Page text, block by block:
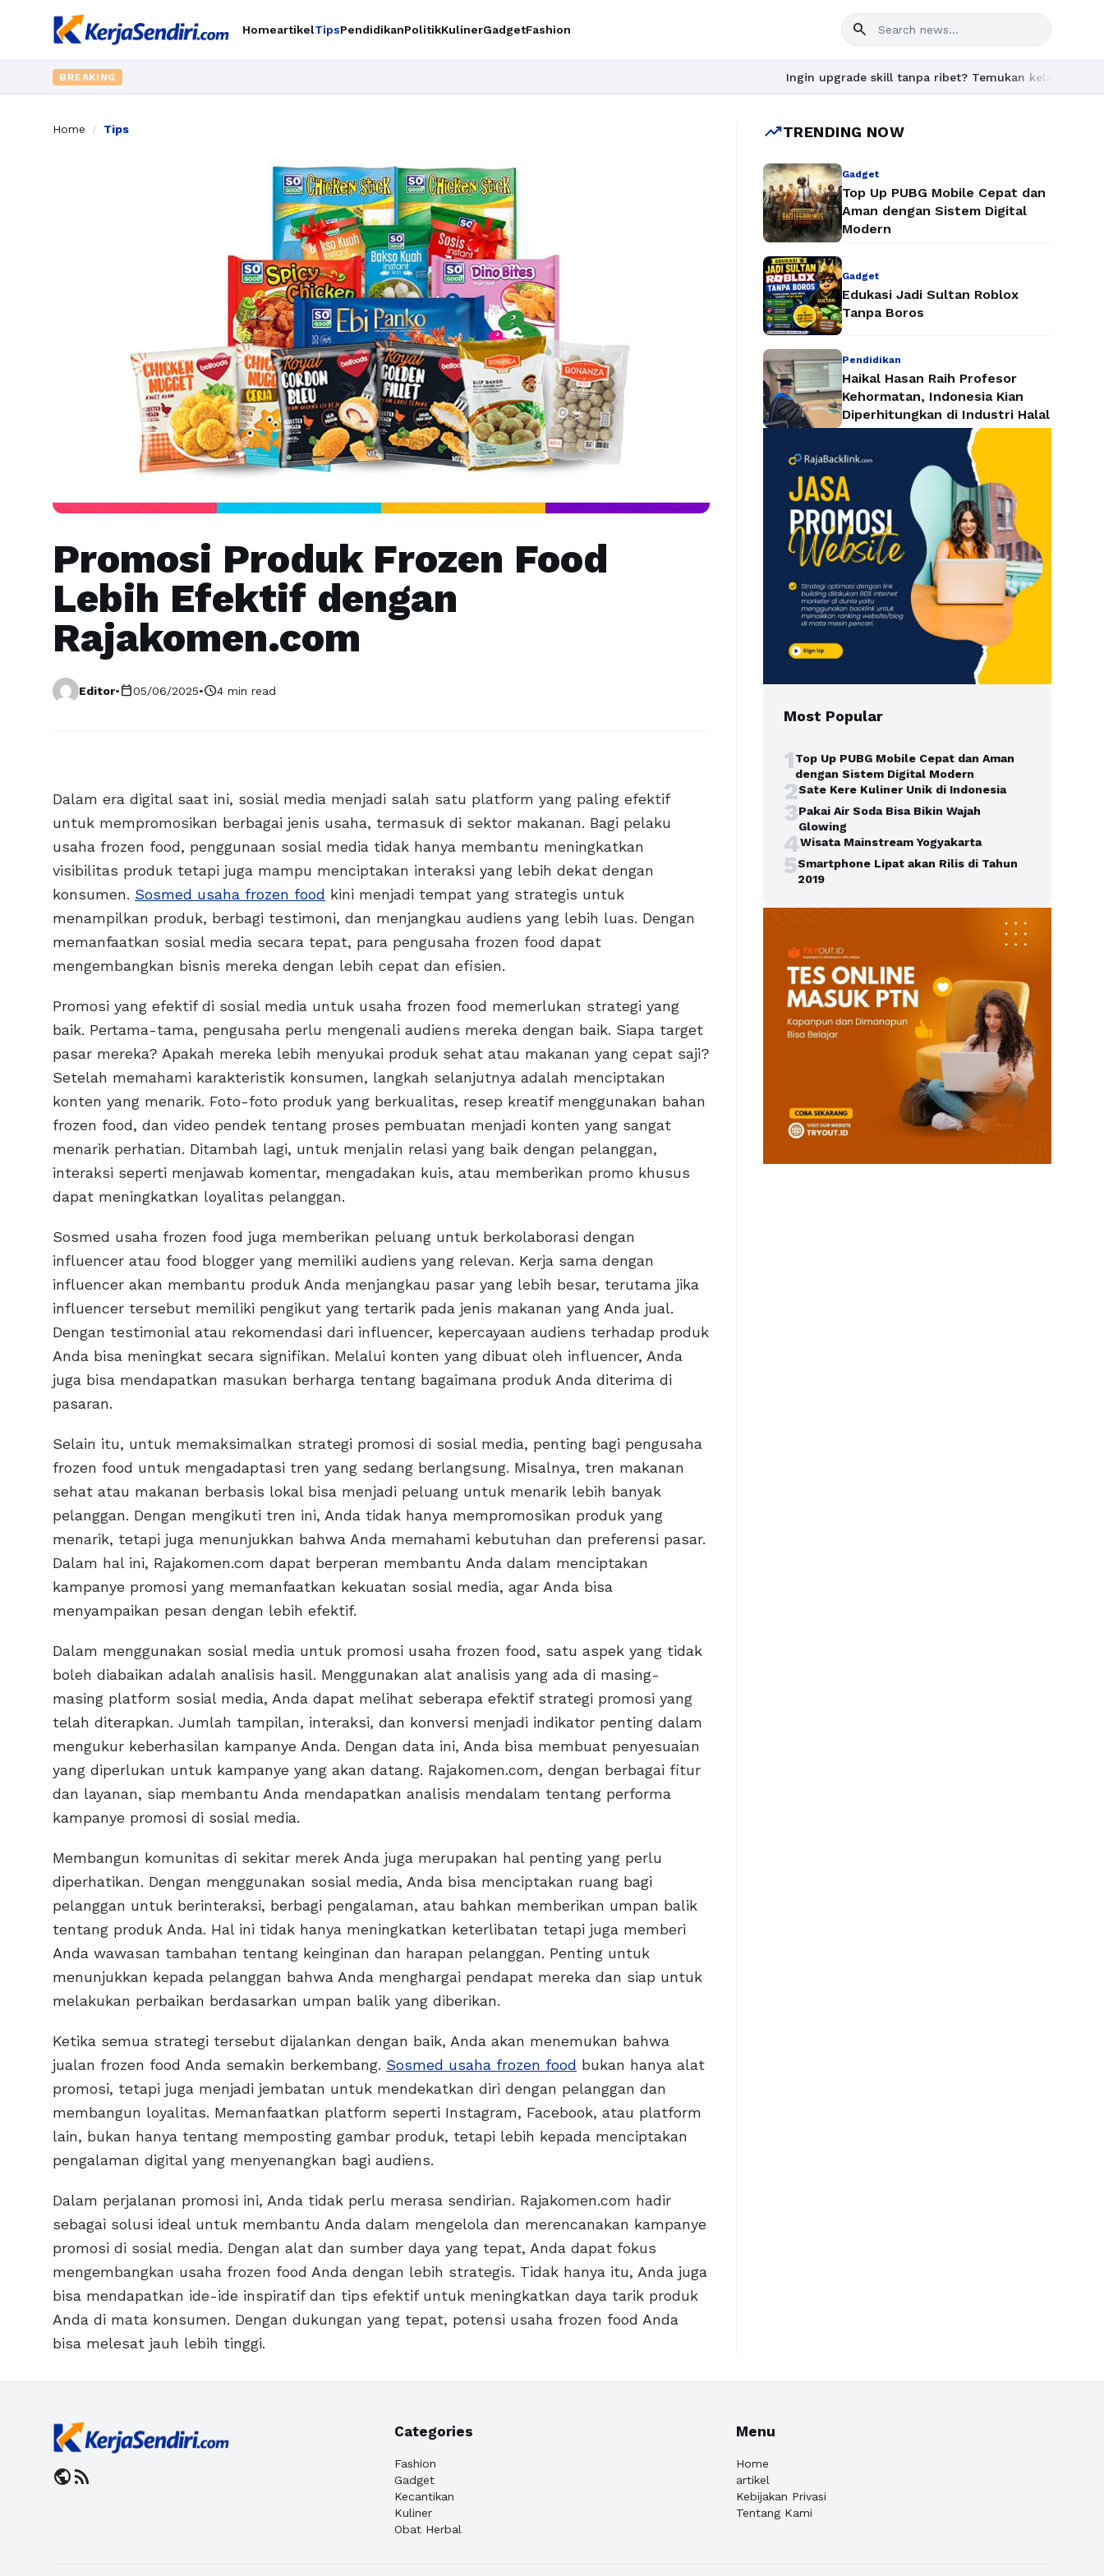
HomeartikelTipsPendidikanPolitikKulinerGadgetFashion search
BREAKING Ingin upgrade skill tanpa ribet? Temukan kelas seru dan materi
Home / Tips
Promosi Produk Frozen Food
Lebih Efektif dengan
Rajakomen.com
Editor•calendar_today05/06/2025•schedule4 min read
Dalam era digital saat ini, sosial media menjadi salah satu platform yang paling efektif
untuk mempromosikan berbagai jenis usaha, termasuk di sektor makanan. Bagi pelaku
usaha frozen food, penggunaan sosial media tidak hanya membantu meningkatkan
visibilitas produk tetapi juga mampu menciptakan interaksi yang lebih dekat dengan
konsumen. Sosmed usaha frozen food kini menjadi tempat yang strategis untuk
menampilkan produk, berbagi testimoni, dan menjangkau audiens yang lebih luas. Dengan
memanfaatkan sosial media secara tepat, para pengusaha frozen food dapat
mengembangkan bisnis mereka dengan lebih cepat dan efisien.
Promosi yang efektif di sosial media untuk usaha frozen food memerlukan strategi yang
baik. Pertama-tama, pengusaha perlu mengenali audiens mereka dengan baik. Siapa target
pasar mereka? Apakah mereka lebih menyukai produk sehat atau makanan yang cepat saji?
Setelah memahami karakteristik konsumen, langkah selanjutnya adalah menciptakan
konten yang menarik. Foto-foto produk yang berkualitas, resep kreatif menggunakan bahan
frozen food, dan video pendek tentang proses pembuatan menjadi konten yang sangat
menarik perhatian. Ditambah lagi, untuk menjalin relasi yang baik dengan pelanggan,
interaksi seperti menjawab komentar, mengadakan kuis, atau memberikan promo khusus
dapat meningkatkan loyalitas pelanggan.
Sosmed usaha frozen food juga memberikan peluang untuk berkolaborasi dengan
influencer atau food blogger yang memiliki audiens yang relevan. Kerja sama dengan
influencer akan membantu produk Anda menjangkau pasar yang lebih besar, terutama jika
influencer tersebut memiliki pengikut yang tertarik pada jenis makanan yang Anda jual.
Dengan testimonial atau rekomendasi dari influencer, kepercayaan audiens terhadap produk
Anda bisa meningkat secara signifikan. Melalui konten yang dibuat oleh influencer, Anda
juga bisa mendapatkan masukan berharga tentang bagaimana produk Anda diterima di
pasaran.
Selain itu, untuk memaksimalkan strategi promosi di sosial media, penting bagi pengusaha
frozen food untuk mengadaptasi tren yang sedang berlangsung. Misalnya, tren makanan
sehat atau makanan berbasis lokal bisa menjadi peluang untuk menarik lebih banyak
pelanggan. Dengan mengikuti tren ini, Anda tidak hanya mempromosikan produk yang
menarik, tetapi juga menunjukkan bahwa Anda memahami kebutuhan dan preferensi pasar.
Dalam hal ini, Rajakomen.com dapat berperan membantu Anda dalam menciptakan
kampanye promosi yang memanfaatkan kekuatan sosial media, agar Anda bisa
menyampaikan pesan dengan lebih efektif.
Dalam menggunakan sosial media untuk promosi usaha frozen food, satu aspek yang tidak
boleh diabaikan adalah analisis hasil. Menggunakan alat analisis yang ada di masing-
masing platform sosial media, Anda dapat melihat seberapa efektif strategi promosi yang
telah diterapkan. Jumlah tampilan, interaksi, dan konversi menjadi indikator penting dalam
mengukur keberhasilan kampanye Anda. Dengan data ini, Anda bisa membuat penyesuaian
yang diperlukan untuk kampanye yang akan datang. Rajakomen.com, dengan berbagai fitur
dan layanan, siap membantu Anda mendapatkan analisis mendalam tentang performa
kampanye promosi di sosial media.
Membangun komunitas di sekitar merek Anda juga merupakan hal penting yang perlu
diperhatikan. Dengan menggunakan sosial media, Anda bisa menciptakan ruang bagi
pelanggan untuk berinteraksi, berbagi pengalaman, atau bahkan memberikan umpan balik
tentang produk Anda. Hal ini tidak hanya meningkatkan keterlibatan tetapi juga memberi
Anda wawasan tambahan tentang keinginan dan harapan pelanggan. Penting untuk
menunjukkan kepada pelanggan bahwa Anda menghargai pendapat mereka dan siap untuk
melakukan perbaikan berdasarkan umpan balik yang diberikan.
Ketika semua strategi tersebut dijalankan dengan baik, Anda akan menemukan bahwa
jualan frozen food Anda semakin berkembang. Sosmed usaha frozen food bukan hanya alat
promosi, tetapi juga menjadi jembatan untuk mendekatkan diri dengan pelanggan dan
membangun loyalitas. Memanfaatkan platform seperti Instagram, Facebook, atau platform
lain, bukan hanya tentang memposting gambar produk, tetapi lebih kepada menciptakan
pengalaman digital yang menyenangkan bagi audiens.
Dalam perjalanan promosi ini, Anda tidak perlu merasa sendirian. Rajakomen.com hadir
sebagai solusi ideal untuk membantu Anda dalam mengelola dan merencanakan kampanye
promosi di sosial media. Dengan alat dan sumber daya yang tepat, Anda dapat fokus
mengembangkan usaha frozen food Anda dengan lebih strategis. Tidak hanya itu, Anda juga
bisa mendapatkan ide-ide inspiratif dan tips efektif untuk meningkatkan daya tarik produk
Anda di mata konsumen. Dengan dukungan yang tepat, potensi usaha frozen food Anda
bisa melesat jauh lebih tinggi.
trending_upTRENDING NOW
Gadget
Top Up PUBG Mobile Cepat dan
Aman dengan Sistem Digital
Modern
Gadget
Edukasi Jadi Sultan Roblox
Tanpa Boros
Pendidikan
Haikal Hasan Raih Profesor
Kehormatan, Indonesia Kian
Diperhitungkan di Industri Halal
Most Popular
1Top Up PUBG Mobile Cepat dan Aman
dengan Sistem Digital Modern
2Sate Kere Kuliner Unik di Indonesia
3Pakai Air Soda Bisa Bikin Wajah
Glowing
4Wisata Mainstream Yogyakarta
5Smartphone Lipat akan Rilis di Tahun
2019
publicrss_feed
Categories
Fashion
Gadget
Kecantikan
Kuliner
Obat Herbal
Menu
Home
artikel
Kebijakan Privasi
Tentang Kami